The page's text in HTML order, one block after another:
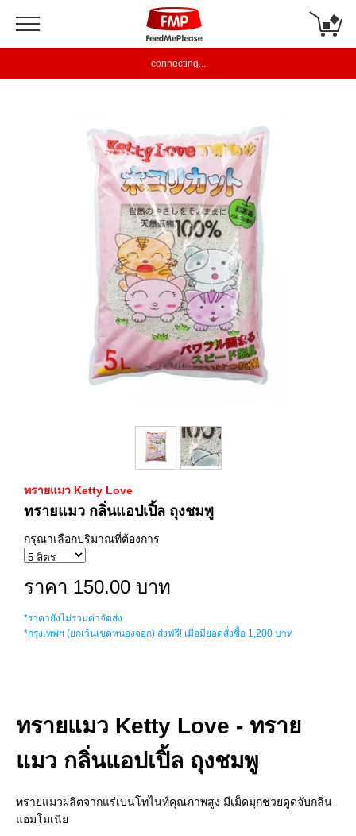
connecting...
ทรายแมว Ketty Love
ทรายแมว กลิ่นแอปเปิ้ล ถุงชมพู
กรุณาเลือกปริมาณที่ต้องการ
ราคา 150.00 บาท
*ราคายังไม่รวมค่าจัดส่ง
*กรุงเทพฯ (ยกเว้นเขตหนองจอก) ส่งฟรี! เมื่อมียอดสั่งซื้อ 1,200 บาท
ทรายแมว Ketty Love - ทราย
แมว กลิ่นแอปเปิ้ล ถุงชมพู
ทรายแมวผลิตจากแร่เบนโทไนท์คุณภาพสูง มีเม็ดมุกช่วยดูดจับกลิ่น
แอมโมเนีย